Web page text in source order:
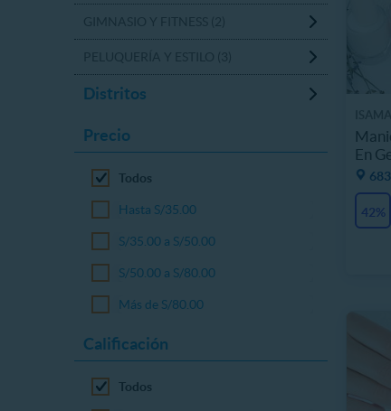
Distritos
Precio
Todos
Hasta S/35.00
S/35.00 a S/50.00
S/50.00 a S/80.00
Más de S/80.00
Calificación
Todos
En
42%